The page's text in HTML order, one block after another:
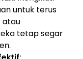
untuk terus
atau
tetap segar